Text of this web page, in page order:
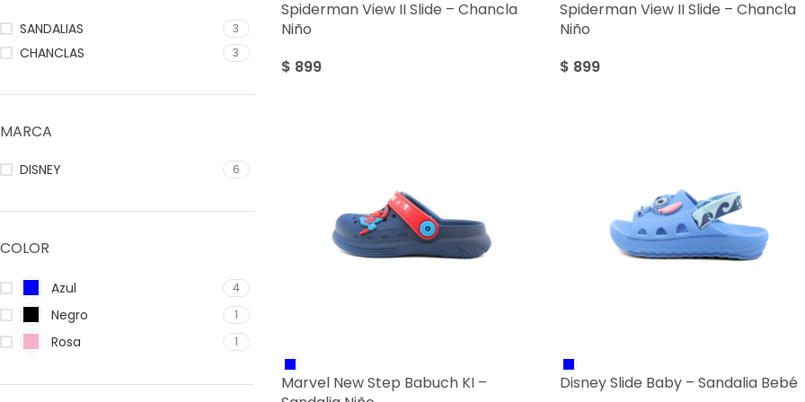
SANDALIAS 3
CHANCLAS 3
MARCA
DISNEY 6
COLOR
Azul 4
Negro 1
Rosa 1
Spiderman View II Slide – Chancla
Niño
$ 899
Spiderman View II Slide – Chancla
Niño
$ 899
Marvel New Step Babuch KI –
Disney Slide Baby – Sandalia Bebé